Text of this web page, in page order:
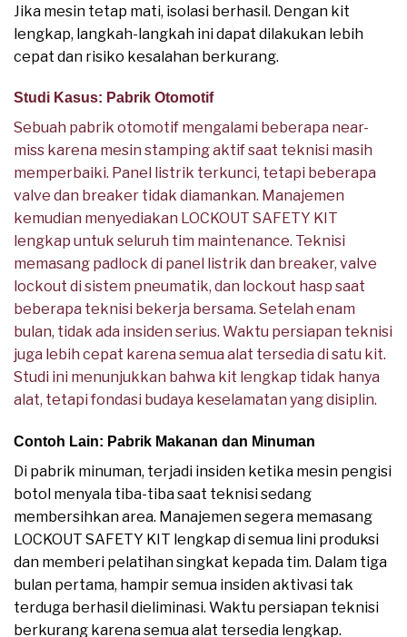
Jika mesin tetap mati, isolasi berhasil. Dengan kit
lengkap, langkah-langkah ini dapat dilakukan lebih
cepat dan risiko kesalahan berkurang.
Studi Kasus: Pabrik Otomotif
Sebuah pabrik otomotif mengalami beberapa near-
miss karena mesin stamping aktif saat teknisi masih
memperbaiki. Panel listrik terkunci, tetapi beberapa
valve dan breaker tidak diamankan. Manajemen
kemudian menyediakan LOCKOUT SAFETY KIT
lengkap untuk seluruh tim maintenance. Teknisi
memasang padlock di panel listrik dan breaker, valve
lockout di sistem pneumatik, dan lockout hasp saat
beberapa teknisi bekerja bersama. Setelah enam
bulan, tidak ada insiden serius. Waktu persiapan teknisi
juga lebih cepat karena semua alat tersedia di satu kit.
Studi ini menunjukkan bahwa kit lengkap tidak hanya
alat, tetapi fondasi budaya keselamatan yang disiplin.
Contoh Lain: Pabrik Makanan dan Minuman
Di pabrik minuman, terjadi insiden ketika mesin pengisi
botol menyala tiba-tiba saat teknisi sedang
membersihkan area. Manajemen segera memasang
LOCKOUT SAFETY KIT lengkap di semua lini produksi
dan memberi pelatihan singkat kepada tim. Dalam tiga
bulan pertama, hampir semua insiden aktivasi tak
terduga berhasil dieliminasi. Waktu persiapan teknisi
berkurang karena semua alat tersedia lengkap.